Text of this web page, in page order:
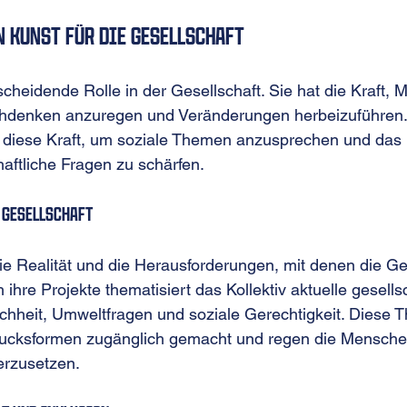
Kunst für die Gesellschaft
Rolle in der Gesellschaft. Sie hat die Kraft,
anzuregen und Veränderungen
Kraft, um soziale Themen anzusprechen und
Fragen zu schärfen.
Realität und die Herausforderungen, mit denen die
ihre Projekte thematisiert das Kollektiv aktuelle
Umweltfragen und soziale Gerechtigkeit. Diese
zugänglich gemacht und regen die